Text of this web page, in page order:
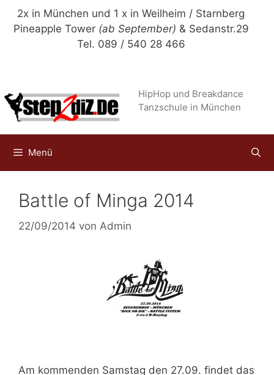
Zum
Inhalt
2x in München und 1 x in Weilheim / Starnberg
Pineapple Tower (ab September) & Sedanstr.29
Tel. 089 / 540 28 466
HipHop und Breakdance
Tanzschule in München
Menü
Battle of Minga 2014
22/09/2014 von Admin
Am kommenden Samstag den 27.09. findet das